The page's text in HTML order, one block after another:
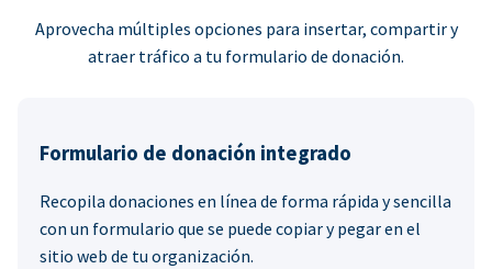
Aprovecha múltiples opciones para insertar, compartir y
atraer tráfico a tu formulario de donación.
Formulario de donación integrado
Recopila donaciones en línea de forma rápida y sencilla
con un formulario que se puede copiar y pegar en el
sitio web de tu organización.